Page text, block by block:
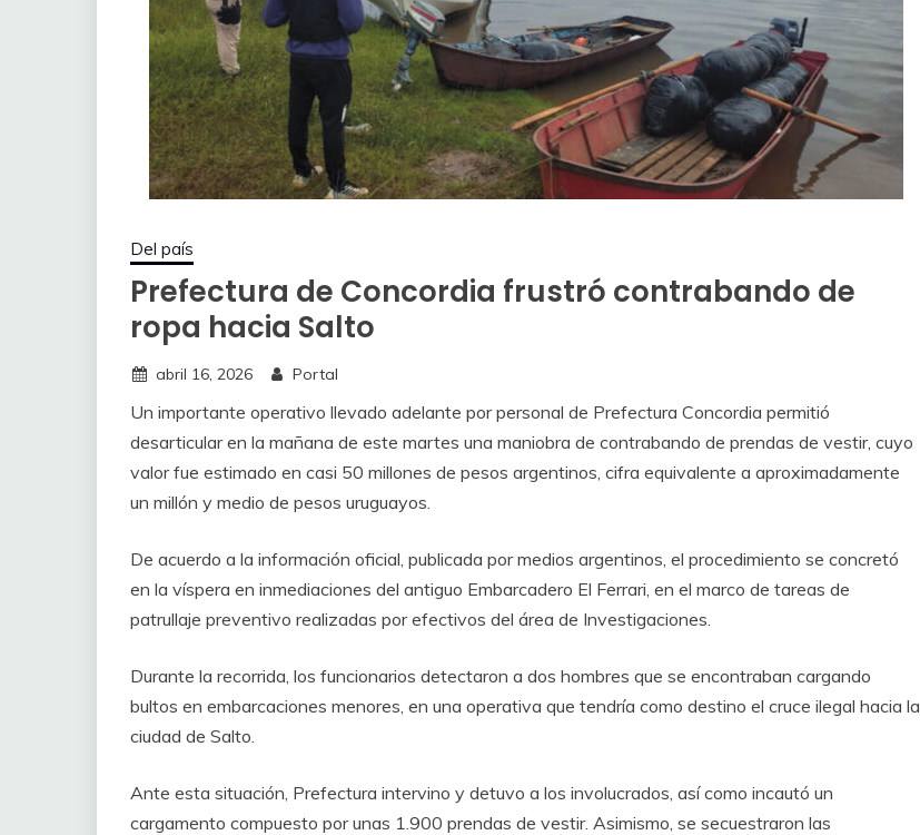
Del país
Prefectura de Concordia frustró contrabando de
ropa hacia Salto
abril 16, 2026 Portal
Un importante operativo llevado adelante por personal de Prefectura Concordia permitió
desarticular en la mañana de este martes una maniobra de contrabando de prendas de vestir, cuyo
valor fue estimado en casi 50 millones de pesos argentinos, cifra equivalente a aproximadamente
un millón y medio de pesos uruguayos.
De acuerdo a la información oficial, publicada por medios argentinos, el procedimiento se concretó
en la víspera en inmediaciones del antiguo Embarcadero El Ferrari, en el marco de tareas de
patrullaje preventivo realizadas por efectivos del área de Investigaciones.
Durante la recorrida, los funcionarios detectaron a dos hombres que se encontraban cargando
bultos en embarcaciones menores, en una operativa que tendría como destino el cruce ilegal hacia la
ciudad de Salto.
Ante esta situación, Prefectura intervino y detuvo a los involucrados, así como incautó un
cargamento compuesto por unas 1.900 prendas de vestir. Asimismo, se secuestraron las